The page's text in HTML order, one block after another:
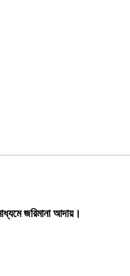
জরিমানা আদায়।